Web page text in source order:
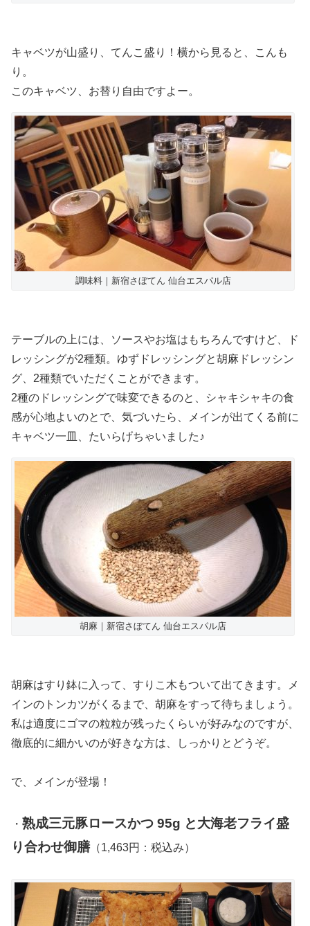
キャベツが山盛り、てんこ盛り！横から見ると、こんも
り。
このキャベツ、お替り自由ですよー。
調味料｜新宿さぼてん 仙台エスパル店
テーブルの上には、ソースやお塩はもちろんですけど、ド
レッシングが2種類。ゆずドレッシングと胡麻ドレッシン
グ、2種類でいただくことができます。
2種のドレッシングで味変できるのと、シャキシャキの食
感が心地よいのとで、気づいたら、メインが出てくる前に
キャベツ一皿、たいらげちゃいました♪
胡麻｜新宿さぼてん 仙台エスパル店
胡麻はすり鉢に入って、すりこ木もついて出てきます。メ
インのトンカツがくるまで、胡麻をすって待ちましょう。
私は適度にゴマの粒粒が残ったくらいが好みなのですが、
徹底的に細かいのが好きな方は、しっかりとどうぞ。
で、メインが登場！
・ 熟成三元豚ロースかつ 95g と大海老フライ盛
り合わせ御膳（1,463円：税込み）